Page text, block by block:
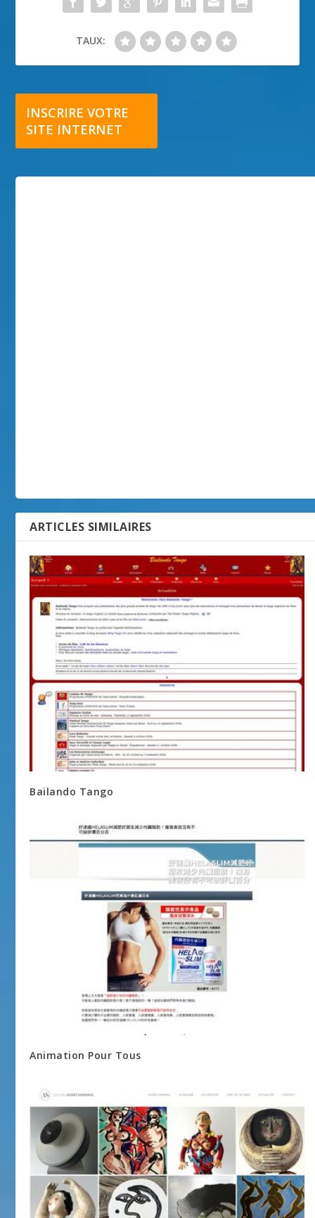
TAUX:
INSCRIRE VOTRE
SITE INTERNET
ARTICLES SIMILAIRES
Bailando Tango
Animation Pour Tous